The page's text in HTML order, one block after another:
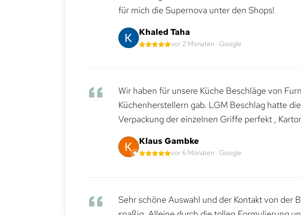
für mich die Supernova unter den Shops!
Khaled Taha
vor 2 Monaten · Google
Wir haben für unsere Küche Beschläge von
Küchenherstellern gab. LGM Beschlag hatte
Verpackung der einzelnen Griffe perfekt ,
Klaus Gambke
vor 6 Monaten · Google
Sehr schöne Auswahl und der Kontakt von der